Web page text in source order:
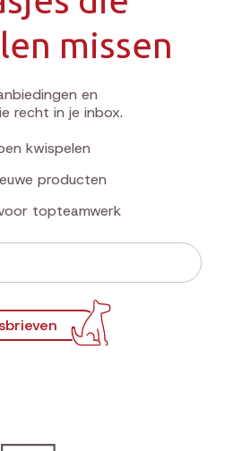
missen
en
recht in je inbox.
kwispelen
producten
topteamwerk